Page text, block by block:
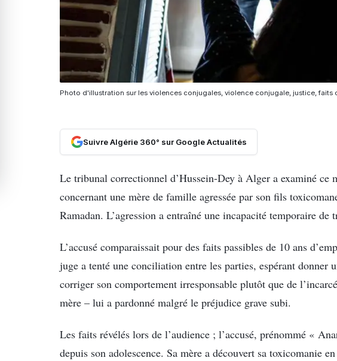
Photo d'illustration sur les violences conjugales, violence conjugale, justice, faits
Suivre Algérie 360° sur Google Actualités
Le tribunal correctionnel d’Hussein-Dey à Alger a examiné ce
concernant une mère de famille agressée par son fils
Ramadan. L’agression a entraîné une incapacité temporaire de
L’accusé comparaissait pour des faits passibles de 10 ans
juge a tenté une conciliation entre les parties, espérant donner
corriger son comportement irresponsable plutôt que de
mère – lui a pardonné malgré le préjudice grave subi.
Les faits révélés lors de l’audience ; l’accusé, prénommé «
depuis son adolescence. Sa mère a découvert sa toxicomanie